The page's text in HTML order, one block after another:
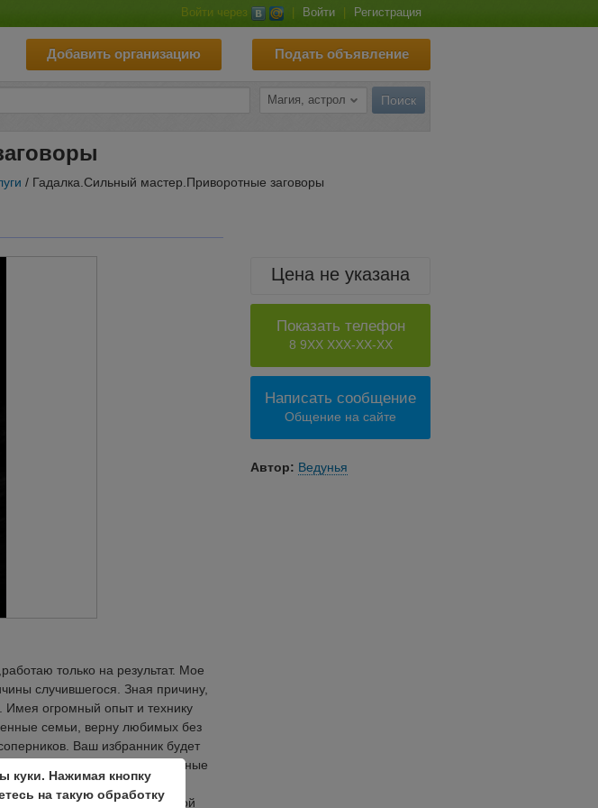
Войти через Войти Регистрация
Подать объявление
Добавить организацию
/ Гадалка.Сильный мастер.Приворотные заговоры
только на результат. Мое
случившегося. Зная причину,
Имея огромный опыт и технику
семьи, верну любимых без
Ваш избранник будет
икону. Подавление воли. Черные
сложности , родовые
исправить , из любой трудной
Цена не указана
Показать телефон
8 9XX XXX-XX-XX
Написать сообщение
Общение на сайте
Автор: Ведунья
куки. Нажимая кнопку
на такую обработку